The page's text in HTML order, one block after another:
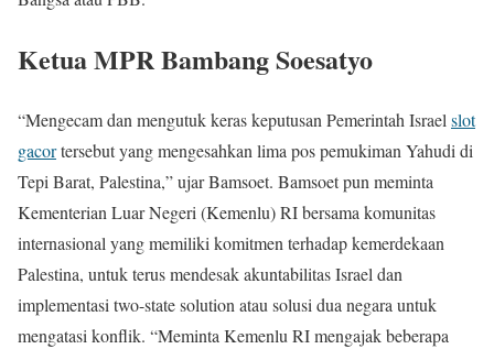
Ketua MPR Bambang Soesatyo
“Mengecam dan mengutuk keras keputusan Pemerintah Israel slot
gacortersebut yang mengesahkan lima pos pemukiman Yahudi di
Tepi Barat, Palestina,” ujar Bamsoet. Bamsoet pun meminta
Kementerian Luar Negeri (Kemenlu) RI bersama komunitas
internasional yang memiliki komitmen terhadap kemerdekaan
Palestina, untuk terus mendesak akuntabilitas Israel dan
implementasi two-state solution atau solusi dua negara untuk
mengatasi konflik. “Meminta Kemenlu RI mengajak beberapa